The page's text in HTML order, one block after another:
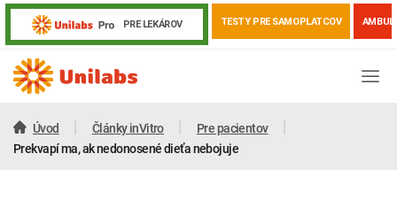
PRE LEKÁROV TESTY PRE SAMOPLATCOV
Úvod Články inVitro
Pre pacientov
Prekvapí ma, ak nedonosené dieťa nebojuje